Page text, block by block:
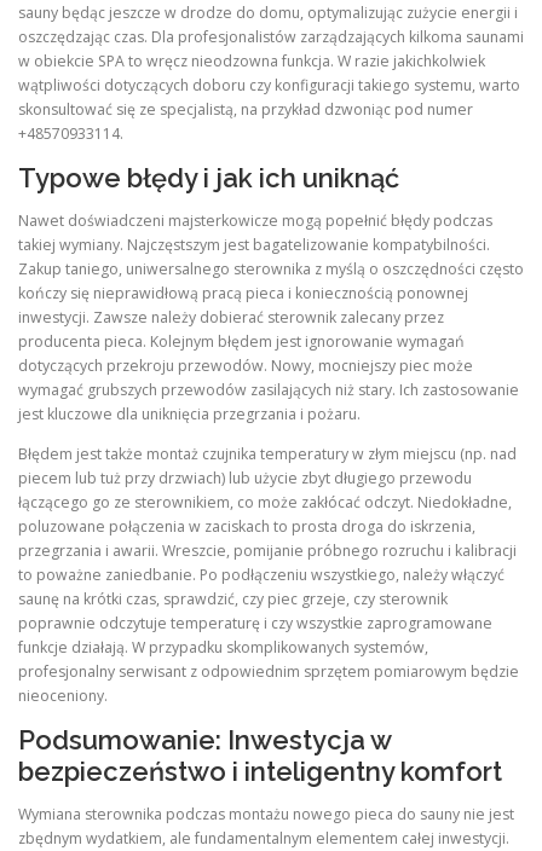
sauny będąc jeszcze w drodze do domu, optymalizując zużycie energii i
oszczędzając czas. Dla profesjonalistów zarządzających kilkoma saunami
w obiekcie SPA to wręcz nieodzowna funkcja. W razie jakichkolwiek
wątpliwości dotyczących doboru czy konfiguracji takiego systemu, warto
skonsultować się ze specjalistą, na przykład dzwoniąc pod numer
+48570933114.
Typowe błędy i jak ich uniknąć
Nawet doświadczeni majsterkowicze mogą popełnić błędy podczas
takiej wymiany. Najczęstszym jest bagatelizowanie kompatybilności.
Zakup taniego, uniwersalnego sterownika z myślą o oszczędności często
kończy się nieprawidłową pracą pieca i koniecznością ponownej
inwestycji. Zawsze należy dobierać sterownik zalecany przez
producenta pieca. Kolejnym błędem jest ignorowanie wymagań
dotyczących przekroju przewodów. Nowy, mocniejszy piec może
wymagać grubszych przewodów zasilających niż stary. Ich zastosowanie
jest kluczowe dla uniknięcia przegrzania i pożaru.
Błędem jest także montaż czujnika temperatury w złym miejscu (np. nad
piecem lub tuż przy drzwiach) lub użycie zbyt długiego przewodu
łączącego go ze sterownikiem, co może zakłócać odczyt. Niedokładne,
poluzowane połączenia w zaciskach to prosta droga do iskrzenia,
przegrzania i awarii. Wreszcie, pomijanie próbnego rozruchu i kalibracji
to poważne zaniedbanie. Po podłączeniu wszystkiego, należy włączyć
saunę na krótki czas, sprawdzić, czy piec grzeje, czy sterownik
poprawnie odczytuje temperaturę i czy wszystkie zaprogramowane
funkcje działają. W przypadku skomplikowanych systemów,
profesjonalny serwisant z odpowiednim sprzętem pomiarowym będzie
nieoceniony.
Podsumowanie: Inwestycja w
bezpieczeństwo i inteligentny komfort
Wymiana sterownika podczas montażu nowego pieca do sauny nie jest
zbędnym wydatkiem, ale fundamentalnym elementem całej inwestycji.